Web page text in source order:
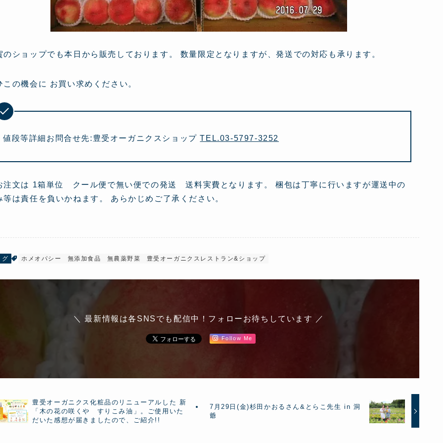
のショップでも本日から販売しております。 数量限定となりますが、発送での対応も承ります。
この機会に お買い求めください。
値段等詳細お問合せ先:豊受オーガニクスショップTEL.03-5797-3252
注文は 1箱単位 クール便で無い便での発送 送料実費となります。 梱包は丁寧に行いますが運送中の
等は責任を負いかねます。 あらかじめご了承ください。
グ ホメオパシー 無添加食品 無農薬野菜 豊受オーガニクスレストラン&ショップ
＼ 最新情報は各SNSでも配信中！フォローお待ちしています ／
Follow Me
豊受オーガニクス化粧品のリニューアルした 新
「木の花の咲くや すりこみ油」。ご使用いた
だいた感想が届きましたので、ご紹介!!
7月29日(金)杉田かおるさん&とらこ先生 in 洞
爺